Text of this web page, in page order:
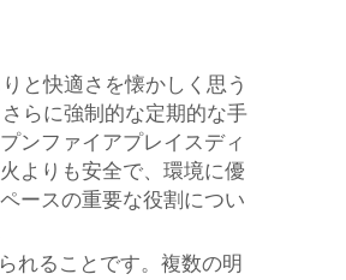
と快適さを懐かしく思う
らに強制的な定期的な手
ンファイアプレイスディ
よりも安全で、環境に優
ースの重要な役割につい
れることです。複数の明